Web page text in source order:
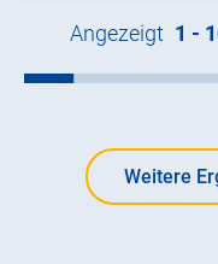
Angezeigt 1 -
Weitere